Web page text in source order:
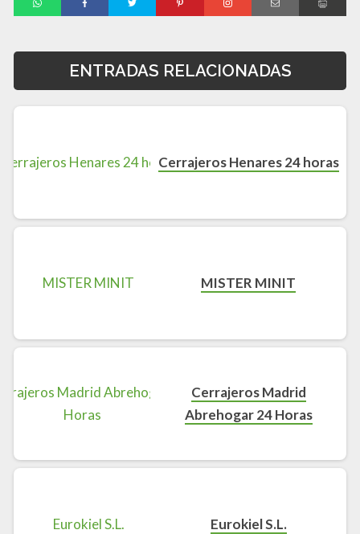
ENTRADAS RELACIONADAS
Cerrajeros Henares 24 horas
MISTER MINIT
Cerrajeros Madrid
Abrehogar 24 Horas
Eurokiel S.L.